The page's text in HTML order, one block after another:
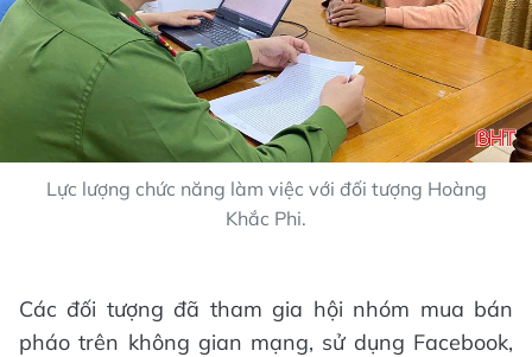
Lực lượng chức năng làm việc với đối tượng Hoàng
Khắc Phi.
Các đối tượng đã tham gia hội nhóm mua bán
pháo trên không gian mạng, sử dụng Facebook,